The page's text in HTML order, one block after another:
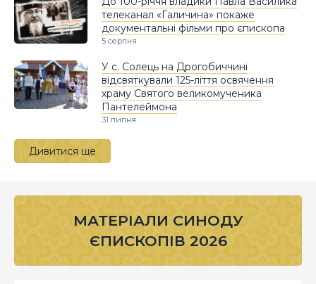
телеканал «Галичина» покаже
документальні фільми про єпископа
5 серпня
У с. Солець на Дрогобиччині
відсвяткували 125-ліття освячення
храму Святого великомученика
Пантелеймона
31 липня
Дивитися ще
МАТЕРІАЛИ СИНОДУ
ЄПИСКОПІВ 2026